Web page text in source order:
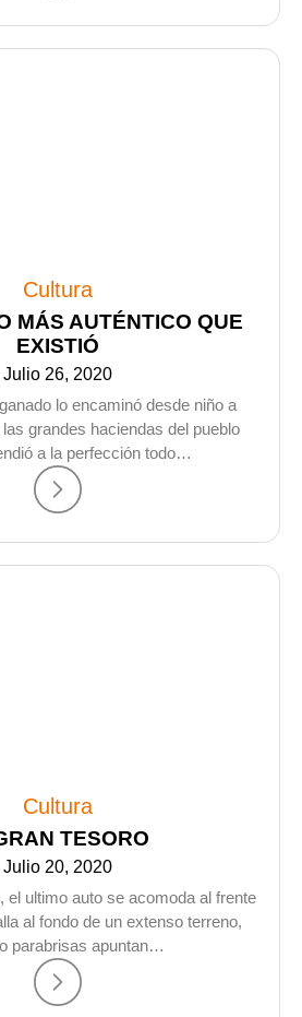
Cultura
MÁS AUTÉNTICO QUE
EXISTIÓ
Julio 26, 2020
lo encaminó desde niño a
grandes haciendas del pueblo
a la perfección todo…
Cultura
TESORO
Julio 20, 2020
el ultimo auto se acomoda al frente
al fondo de un extenso terreno,
parabrisas apuntan…